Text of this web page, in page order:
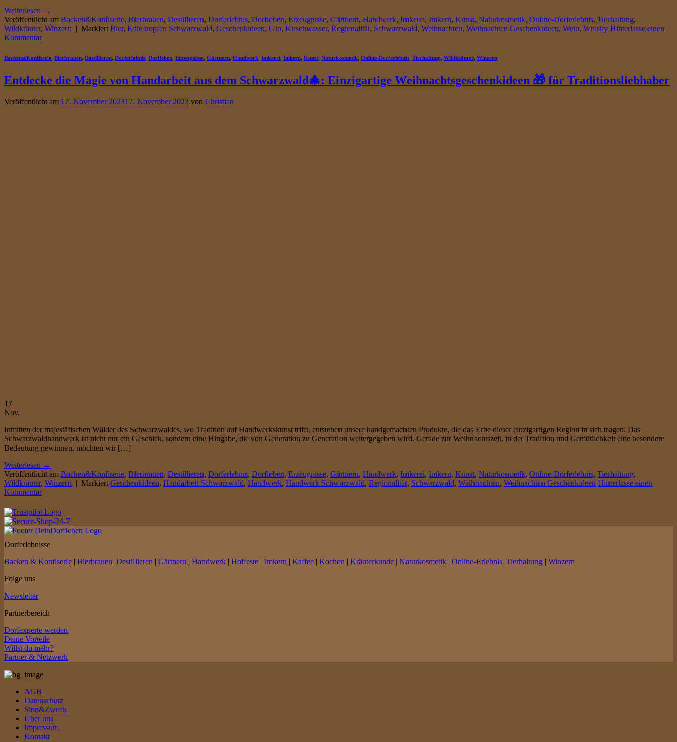
Weiterlesen →
Veröffentlicht am Backen&Konfiserie, Bierbrauen, Destillieren, Dorferlebnis, Dorfleben, Erzeugnisse, Gärtnern, Handwerk, Imkerei, Imkern, Kunst, Naturkosmetik, Online-Dorferlebnis, Tierhaltung,
Wildkräuter, Winzern | Markiert Bier, Edle tropfen Schwarzwald, Geschenkideen, Gin, Kirschwasser, Regionalität, Schwarzwald, Weihnachten, Weihnachten Geschenkideen, Wein, Whisky Hinterlasse einen
Kommentar
Backen&Konfiserie, Bierbrauen, Destillieren, Dorferlebnis, Dorfleben, Erzeugnisse, Gärtnern, Handwerk, Imkerei, Imkern, Kunst, Naturkosmetik, Online-Dorferlebnis, Tierhaltung, Wildkräuter, Winzern
Entdecke die Magie von Handarbeit aus dem Schwarzwald🎄: Einzigartige Weihnachtsgeschenkideen 🎁 für Traditionsliebhaber
Veröffentlicht am 17. November 202317. November 2023 von Christian
17
Nov.
Inmitten der majestätischen Wälder des Schwarzwaldes, wo Tradition auf Handwerkskunst trifft, entstehen unsere handgemachten Produkte, die das Erbe dieser einzigartigen Region in sich tragen. Das
Schwarzwaldhandwerk ist nicht nur ein Geschick, sondern eine Hingabe, die von Generation zu Generation weitergegeben wird. Gerade zur Weihnachtszeit, in der Tradition und Gemütlichkeit eine besondere
Bedeutung gewinnen, möchten wir […]
Weiterlesen →
Veröffentlicht am Backen&Konfiserie, Bierbrauen, Destillieren, Dorferlebnis, Dorfleben, Erzeugnisse, Gärtnern, Handwerk, Imkerei, Imkern, Kunst, Naturkosmetik, Online-Dorferlebnis, Tierhaltung,
Wildkräuter, Winzern | Markiert Geschenkideen, Handarbeit Schwarzwald, Handwerk, Handwerk Schwarzwald, Regionalität, Schwarzwald, Weihnachten, Weihnachten Geschenkideen Hinterlasse einen
Kommentar
Dorferlebnisse
Backen & Konfiserie | Bierbrauen Destillieren | Gärtnern | Handwerk | Hoffeste | Imkern | Kaffee | Kochen | Kräuterkunde | Naturkosmetik | Online-Erlebnis Tierhaltung | Winzern
Folge uns
Newsletter
Partnerbereich
Dorfexperte werden
Deine Vorteile
Willst du mehr?
Partner & Netzwerk
AGB
Datenschutz
Sinn&Zweck
Über uns
Impressum
Kontakt